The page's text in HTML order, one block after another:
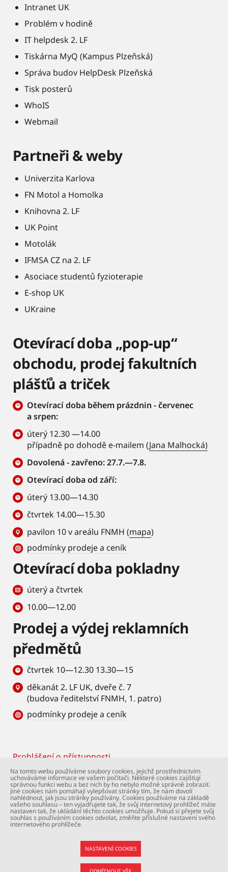
Intranet UK
Problém v hodině
IT helpdesk 2. LF
Tiskárna MyQ (Kampus Plzeňská)
Správa budov HelpDesk Plzeňská
Tisk posterů
WhoIS
Webmail
Partneři & weby
Univerzita Karlova
FN Motol a Homolka
Knihovna 2. LF
UK Point
Motolák
IFMSA CZ na 2. LF
Asociace studentů fyzioterapie
E-shop UK
UKraine
Otevírací doba „pop-up“
obchodu, prodej fakultních
plášťů a triček
Otevírací doba během prázdnin - červenec
a srpen:
úterý 12.30 —14.00
případně po dohodě e-mailem (Jana Malhocká)
Dovolená - zavřeno: 27.7.—7.8.
Otevírací doba od září:
úterý 13.00—14.30
čtvrtek 14.00—15.30
pavilon 10 v areálu FNMH (mapa)
podmínky prodeje a ceník
Otevírací doba pokladny
úterý a čtvrtek
10.00—12.00
Prodej a výdej reklamních
předmětů
čtvrtek 10—12.30 13.30—15
děkanát 2. LF UK, dveře č. 7
(budova ředitelství FNMH, 1. patro)
podmínky prodeje a ceník
Footer
Prohlášení o přístupnosti
© Univerzita Karlova – 2. lékařská fakulta. Všechna
práva vyhrazena. Foto: 2. LF a Shutterstock.com.
Podpora webu:webmaster@lfmotol.cuni.cz
Na tomto webu používáme soubory cookies, jejichž prostřednictvím
uchováváme informace ve vašem počítači. Některé cookies zajišťují
správnou funkci webu a bez nich by ho nebylo možné správně zobrazit.
Jiné cookies nám pomáhají vylepšovat stránky tím, že nám dovolí
nahlédnout, jak jsou stránky používány. Cookies používáme na základě
vašeho souhlasu – ten vyjadřujete tak, že svůj internetový prohlížeč máte
nastaven tak, že ukládání těchto cookies umožňuje. Pokud si přejete svůj
souhlas s používáním cookies odvolat, změňte příslušné nastavení svého
internetového prohlížeče.
NASTAVENÍ COOKIES